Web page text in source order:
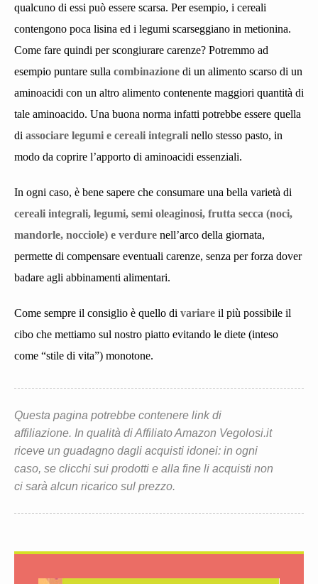
qualcuno di essi può essere scarsa. Per esempio, i cereali
contengono poca lisina ed i legumi scarseggiano in metionina.
Come fare quindi per scongiurare carenze? Potremmo ad
esempio puntare sulla combinazione di un alimento scarso di un
aminoacidi con un altro alimento contenente maggiori quantità di
tale aminoacido. Una buona norma infatti potrebbe essere quella
di associare legumi e cereali integrali nello stesso pasto, in
modo da coprire l’apporto di aminoacidi essenziali.
In ogni caso, è bene sapere che consumare una bella varietà di
cereali integrali, legumi, semi oleaginosi, frutta secca (noci,
mandorle, nocciole) e verdure nell’arco della giornata,
permette di compensare eventuali carenze, senza per forza dover
badare agli abbinamenti alimentari.
Come sempre il consiglio è quello di variare il più possibile il
cibo che mettiamo sul nostro piatto evitando le diete (inteso
come “stile di vita”) monotone.
Questa pagina potrebbe contenere link di
affiliazione. In qualità di Affiliato Amazon Vegolosi.it
riceve un guadagno dagli acquisti idonei: in ogni
caso, se clicchi sui prodotti e alla fine li acquisti non
ci sarà alcun ricarico sul prezzo.